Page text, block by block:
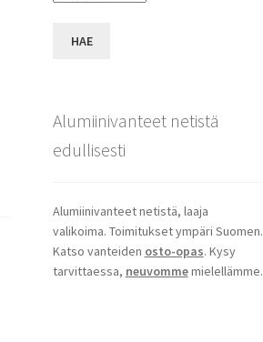
HAE
Alumiinivanteet netistä
edullisesti
Alumiinivanteet netistä, laaja
valikoima. Toimitukset ympäri Suomen.
Katso vanteiden osto-opas. Kysy
tarvittaessa, neuvommemielellämme.